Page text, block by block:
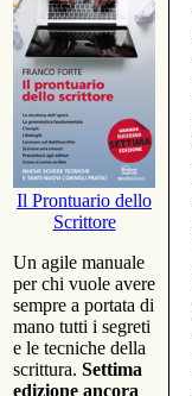
Il Prontuario dello
Scrittore
Un agile manuale
per chi vuole avere
sempre a portata di
mano tutti i segreti
e le tecniche della
scrittura. Settima
edizione ancora